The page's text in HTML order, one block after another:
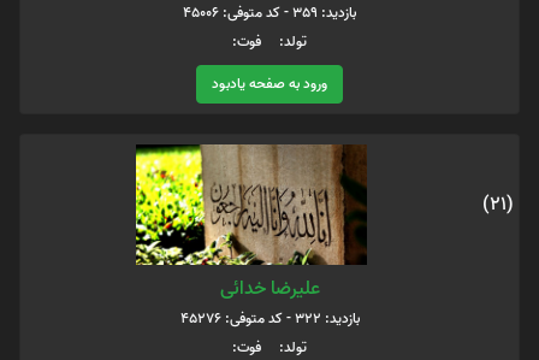
بازدید: 359 - کد متوفی: 45006
تولد: فوت:
ورود به صفحه یادبود
(21)
علیرضا خدائی
بازدید: 322 - کد متوفی: 45276
تولد: فوت: